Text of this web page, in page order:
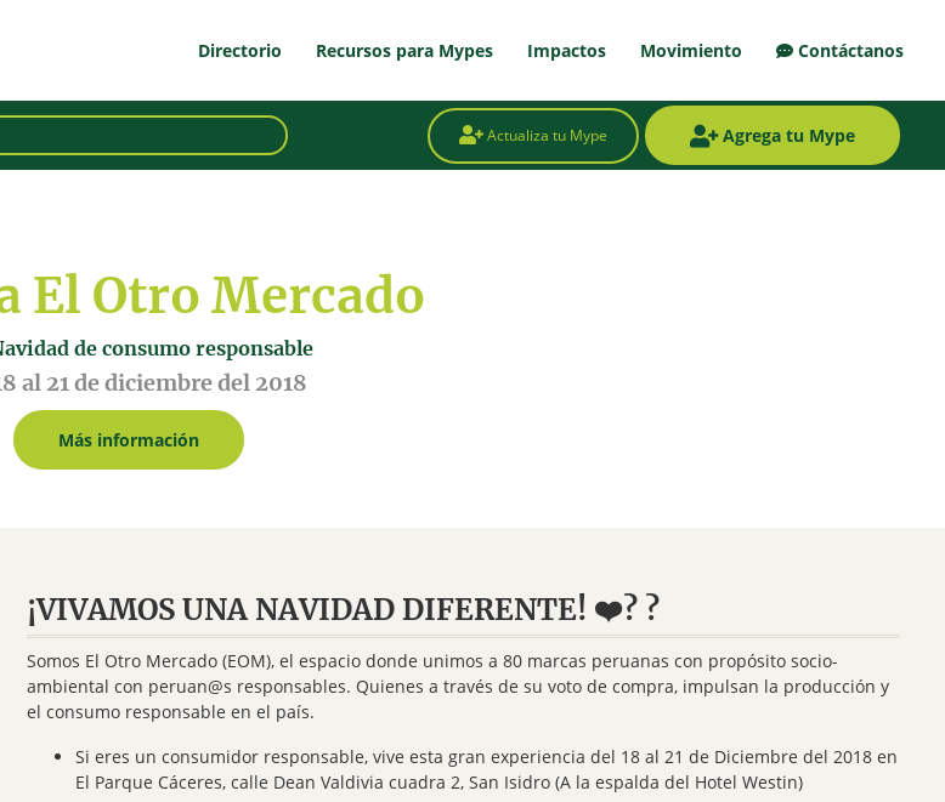
Directorio Recursos para Mypes Impactos Movimiento Contáctanos
Actualiza tu Mype Agrega tu Mype
El Otro Mercado
de consumo responsable
al 21 de diciembre del 2018
Más información
¡VIVAMOS UNA NAVIDAD DIFERENTE! ❤️? ?
Somos El Otro Mercado (EOM), el espacio donde unimos a 80 marcas peruanas con propósito socio-
ambiental con peruan@s responsables. Quienes a través de su voto de compra, impulsan la producción y
el consumo responsable en el país.
Si eres un consumidor responsable, vive esta gran experiencia del 18 al 21 de Diciembre del 2018 en
El Parque Cáceres, calle Dean Valdivia cuadra 2, San Isidro (A la espalda del Hotel Westin)